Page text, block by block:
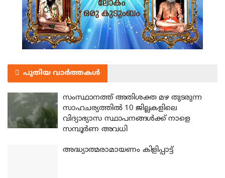
പുതിയ വാർത്തകൾ
സംസ്ഥാനത്ത് അതിശക്ത മഴ തുടരുന്ന
സാഹചര്യത്തിൽ 10 ജില്ലകളിലെ
വിദ്യാഭ്യാസ സ്ഥാപനങ്ങൾക്ക് നാളെ
സമ്പൂർണ അവധി
അദ്ധ്യാത്മരാമായണം കിളിപ്പാട്ട്